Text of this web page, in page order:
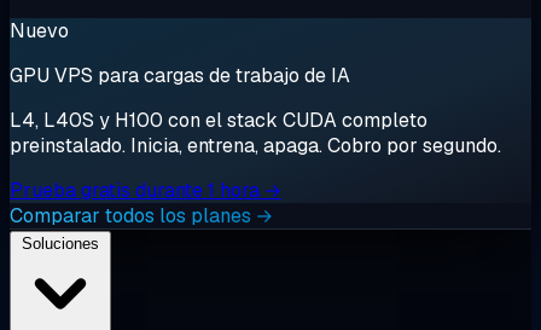
Nuevo
GPU VPS para cargas de trabajo de IA
L4, L40S y H100 con el stack CUDA completo
preinstalado. Inicia, entrena, apaga. Cobro por segundo.
Prueba gratis durante 1 hora →
Comparar todos los planes →